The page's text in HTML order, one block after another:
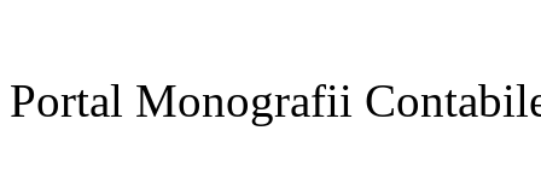
Portal Monografii